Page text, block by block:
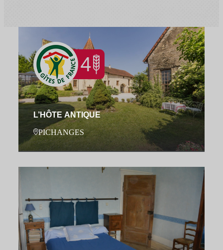
L’HÔTE ANTIQUE
PICHANGES